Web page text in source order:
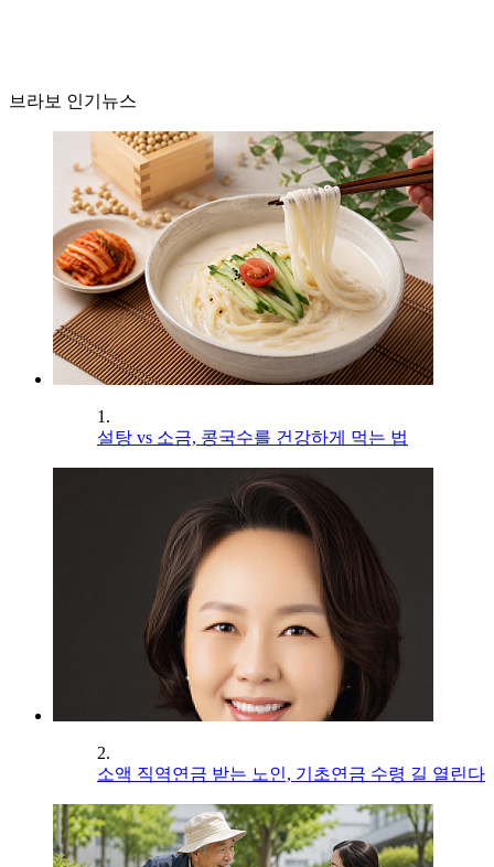
브라보 인기뉴스
1.
설탕 vs 소금, 콩국수를 건강하게 먹는 법
2.
소액 직역연금 받는 노인, 기초연금 수령 길 열린다